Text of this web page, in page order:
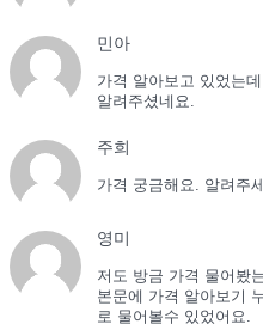
민아
가격 알아보고 있었는
알려주셨네요.
주희
가격 궁금해요. 알려주
영미
저도 방금 가격 물어봤
본문에 가격 알아보기
로 물어볼수 있었어요.